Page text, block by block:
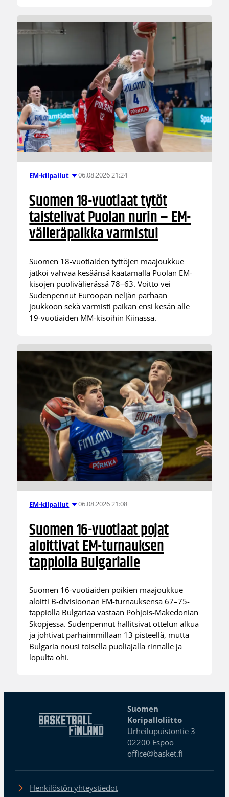
EM-kilpailut 06.08.2026 21:24
Suomen 18-vuotiaat tytöt
taistelivat Puolan nurin – EM-
välieräpaikka varmistui
Suomen 18-vuotiaiden tyttöjen maajoukkue
jatkoi vahvaa kesäänsä kaatamalla Puolan EM-
kisojen puolivälierässä 78–63. Voitto vei
Sudenpennut Euroopan neljän parhaan
joukkoon sekä varmisti paikan ensi kesän alle
19-vuotiaiden MM-kisoihin Kiinassa.
EM-kilpailut 06.08.2026 21:08
Suomen 16-vuotiaat pojat
aloittivat EM-turnauksen
tappiolla Bulgarialle
Suomen 16-vuotiaiden poikien maajoukkue
aloitti B-divisioonan EM-turnauksensa 67–75-
tappiolla Bulgariaa vastaan Pohjois-Makedonian
Skopjessa. Sudenpennut hallitsivat ottelun alkua
ja johtivat parhaimmillaan 13 pisteellä, mutta
Bulgaria nousi toisella puoliajalla rinnalle ja
lopulta ohi.
Suomen
Koripalloliitto
Urheilupuistontie 3
02200 Espoo
office@basket.fi
Henkilöstön yhteystiedot